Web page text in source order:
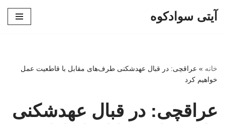
آیتی سوادکوه
خانه » عراقچی: در قبال عهدشکنی طرف‌های مقابل با قاطعیت عمل
خواهیم کرد
عراقچی: در قبال عهدشکنی